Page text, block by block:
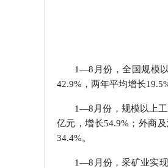
学会章
特邀研究
1—8月份，全国规模
42.9%，两年平均增长
1—8月份，规模以上工
亿元，增长54.9%；外商
34.4%。
1—8月份，采矿业实现